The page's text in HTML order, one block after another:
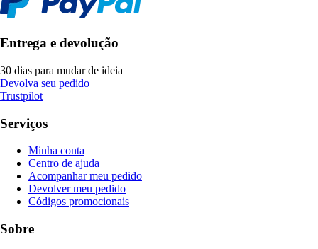
Entrega e devolução
30 dias para mudar de ideia
Devolva seu pedido
Trustpilot
Serviços
Minha conta
Centro de ajuda
Acompanhar meu pedido
Devolver meu pedido
Códigos promocionais
Sobre